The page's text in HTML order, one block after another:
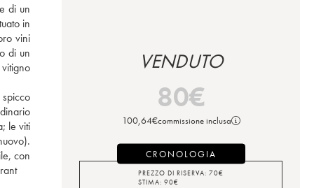
in
vini
di un
le viti
con
VENDUTO
80€
100,64€commissione inclusa
CRONOLOGIA
PREZZO DI RISERVA: 70€
STIMA: 90€